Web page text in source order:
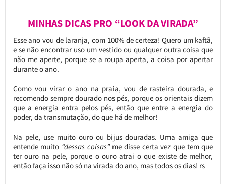
MINHAS DICAS PRO “LOOK DA VIRADA”
Esse ano vou de laranja, com 100% de certeza! Quero um kaftã,
e se não encontrar uso um vestido ou qualquer outra coisa que
não me aperte, porque se a roupa aperta, a coisa por apertar
durante o ano.
Como vou virar o ano na praia, vou de rasteira dourada, e
recomendo sempre dourado nos pés, porque os orientais dizem
que a energia entra pelos pés, então que entre a energia do
poder, da transmutação, do que há de melhor!
Na pele, use muito ouro ou bijus douradas. Uma amiga que
entende muito “dessas coisas” me disse certa vez que tem que
ter ouro na pele, porque o ouro atrai o que existe de melhor,
então faça isso não só na virada do ano, mas todos os dias! rs